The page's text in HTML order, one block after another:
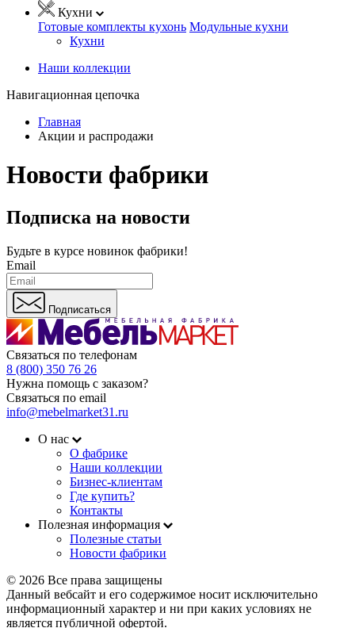
Кухни
Готовые комплекты кухонь Модульные кухни
Кухни
Наши коллекции
Навигационная цепочка
Главная
Акции и распродажи
Новости фабрики
Подписка на новости
Будьте в курсе новинок фабрики!
Email
Подписаться
Связаться по телефонам
8 (800) 350 76 26
Нужна помощь с заказом?
Связаться по email
info@mebelmarket31.ru
О нас
О фабрике
Наши коллекции
Бизнес-клиентам
Где купить?
Контакты
Полезная информация
Полезные статьи
Новости фабрики
© 2026 Все права защищены
Данный вебсайт и его содержимое носит исключительно
информационный характер и ни при каких условиях не
является публичной офертой.